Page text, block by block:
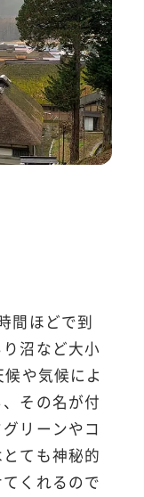
間ほどで到
沼など大小
や気候によ
その名が付
リーンやコ
ても神秘的
くれるので